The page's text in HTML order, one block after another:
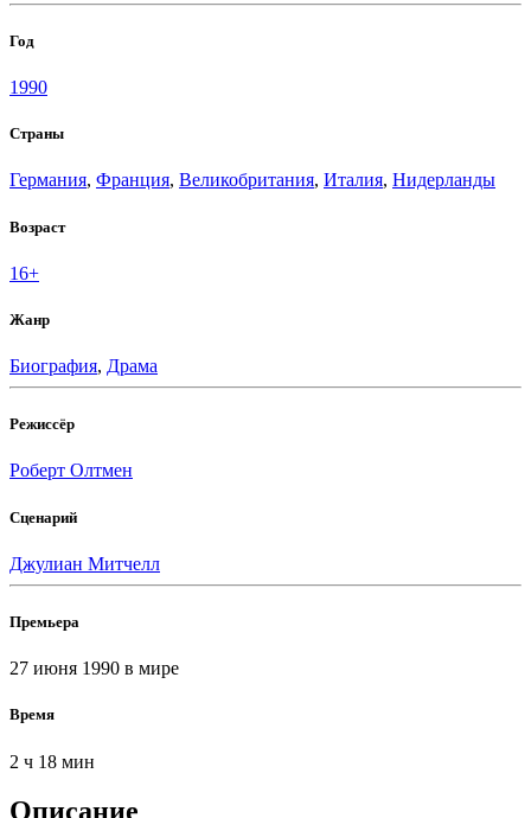
Год
1990
Страны
Германия, Франция, Великобритания, Италия, Нидерланды
Возраст
16+
Жанр
Биография, Драма
Режиссёр
Роберт Олтмен
Сценарий
Джулиан Митчелл
Премьера
27 июня 1990 в мире
Время
2 ч 18 мин
Описание